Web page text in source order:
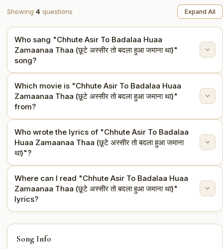
Showing 4 questions Expand All
Who sang "Chhute Asir To Badalaa Huaa
Zamaanaa Thaa (छूटे अस्सीर तो बदला हुआ जमाना था)"
song?
"Chhute Asir To Badalaa Huaa Zamaanaa Thaa (छूटे
अस्सीर तो बदला हुआ जमाना था)" is sung by Kundan Lal Saigal.
Which movie is "Chhute Asir To Badalaa Huaa
Zamaanaa Thaa (छूटे अस्सीर तो बदला हुआ जमाना था)"
from?
This song is from the movie Devdas(1935).
Who wrote the lyrics of "Chhute Asir To Badalaa
Huaa Zamaanaa Thaa (छूटे अस्सीर तो बदला हुआ जमाना
था)"?
The lyrics are written by Kidar Nath Sharma (Kidar
Sharma).
Where can I read "Chhute Asir To Badalaa Huaa
Zamaanaa Thaa (छूटे अस्सीर तो बदला हुआ जमाना था)"
lyrics?
You can read the full lyrics of "Chhute Asir To Badalaa
Huaa Zamaanaa Thaa (छूटे अस्सीर तो बदला हुआ जमाना था)" on
Song Info